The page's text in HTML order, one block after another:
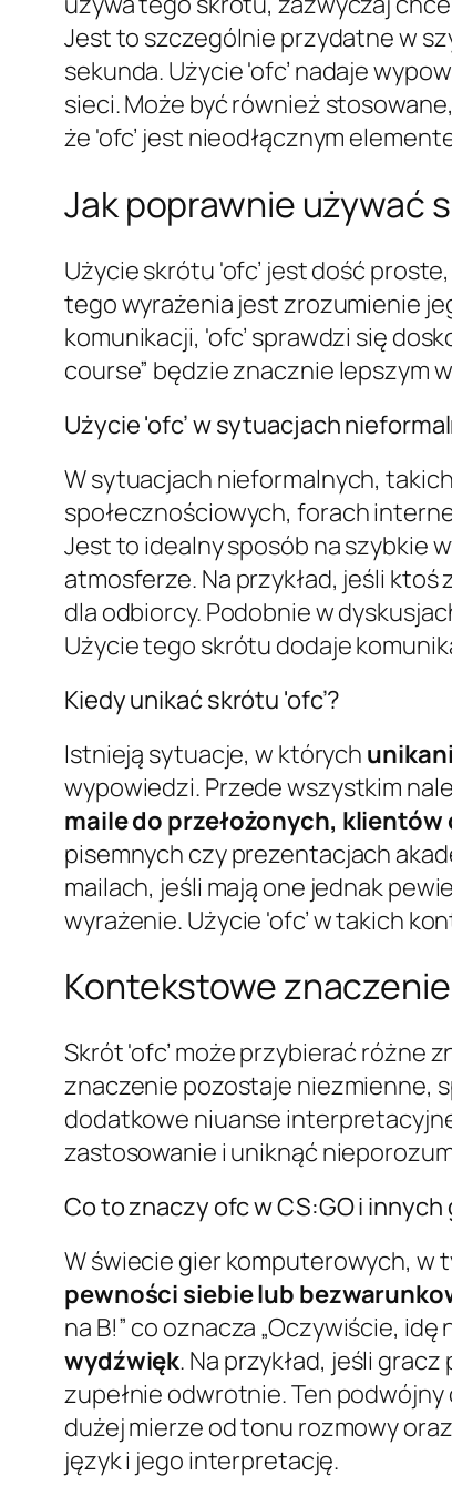
Jest to szczególnie przydatne w
sekunda. Użycie 'ofc’ nadaje
sieci. Może być również
że 'ofc’ jest nieodłącznym
Jak poprawnie używać
Użycie skrótu 'ofc’ jest dość
tego wyrażenia jest zrozumienie
komunikacji, 'ofc’ sprawdzi się
course” będzie znacznie lepszym
Użycie 'ofc’ w sytuacjach
W sytuacjach nieformalnych,
społecznościowych, forach
Jest to idealny sposób na szybkie
atmosferze. Na przykład, jeśli ktoś
dla odbiorcy. Podobnie w
Użycie tego skrótu dodaje
Kiedy unikać skrótu 'ofc’?
Istnieją sytuacje, w których
wypowiedzi. Przede wszystkim
maile do przełożonych,
pisemnych czy prezentacjach
mailach, jeśli mają one jednak
wyrażenie. Użycie 'ofc’ w takich
Kontekstowe
Skrót 'ofc’ może przybierać różne
znaczenie pozostaje niezmienne,
dodatkowe niuanse
zastosowanie i uniknąć
Co to znaczy ofc w CS:GO i innych
W świecie gier komputerowych, w
pewności siebie lub
na B!” co oznacza „Oczywiście,
wydźwięk. Na przykład, jeśli
zupełnie odwrotnie. Ten
dużej mierze od tonu rozmowy
język i jego interpretację.